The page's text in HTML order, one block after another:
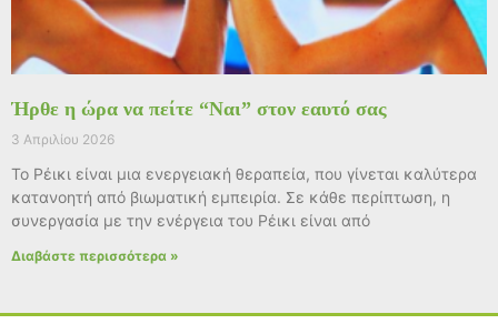
Ήρθε η ώρα να πείτε “Ναι” στον εαυτό σας
3 Απριλίου 2026
Το Ρέικι είναι μια ενεργειακή θεραπεία, που γίνεται καλύτερα
κατανοητή από βιωματική εμπειρία. Σε κάθε περίπτωση, η
συνεργασία με την ενέργεια του Ρέικι είναι από
Διαβάστε περισσότερα »